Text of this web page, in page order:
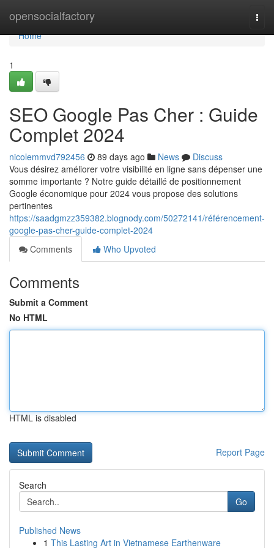
opensocialfactory
Home
Home
1
SEO Google Pas Cher : Guide
Complet 2024
nicolemmvd792456 89 days ago News
Discuss
Vous désirez améliorer votre visibilité en ligne sans dépenser une
somme importante ? Notre guide détaillé de positionnement
Google économique pour 2024 vous propose des solutions
pertinentes
https://saadgmzz359382.blognody.com/50272141/référencement-
google-pas-cher-guide-complet-2024
Comments
Who Upvoted
Comments
Submit a Comment
No HTML
HTML is disabled
Report Page
Search
Go
Published News
1 This Lasting Art in Vietnamese Earthenware